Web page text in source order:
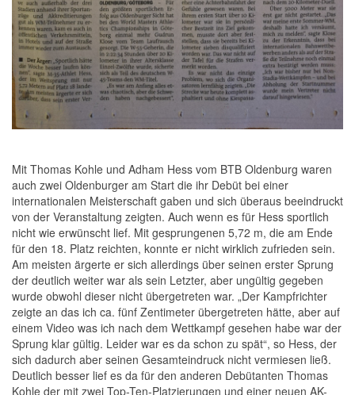
Mit Thomas Kohle und Adham Hess vom BTB Oldenburg waren
auch zwei Oldenburger am Start die ihr Debüt bei einer
internationalen Meisterschaft gaben und sich überaus beeindruckt
von der Veranstaltung zeigten. Auch wenn es für Hess sportlich
nicht wie erwünscht lief. Mit gesprungenen 5,72 m, die am Ende
für den 18. Platz reichten, konnte er nicht wirklich zufrieden sein.
Am meisten ärgerte er sich allerdings über seinen erster Sprung
der deutlich weiter war als sein Letzter, aber ungültig gegeben
wurde obwohl dieser nicht übergetreten war. „Der Kampfrichter
zeigte an das ich ca. fünf Zentimeter übergetreten hätte, aber auf
einem Video was ich nach dem Wettkampf gesehen habe war der
Sprung klar gültig. Leider war es da schon zu spät“, so Hess, der
sich dadurch aber seinen Gesamteindruck nicht vermiesen ließ.
Deutlich besser lief es da für den anderen Debütanten Thomas
Kohle der mit zwei Top-Ten-Platzierungen und einer neuen AK-